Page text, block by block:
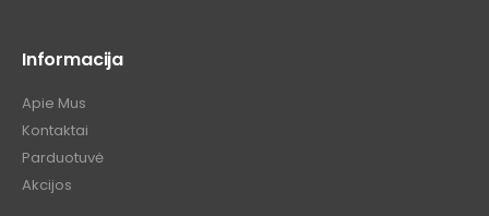
Informacija
Apie Mus
Kontaktai
Parduotuvė
Akcijos